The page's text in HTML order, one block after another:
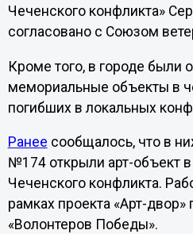
Чеченского конфликта»
согласовано с Союзом
Кроме того, в городе были
мемориальные объекты в
погибших в локальных
Ранее сообщалось, что в
№174 открыли арт-объект в
Чеченского конфликта.
рамках проекта «Арт-двор»
«Волонтеров Победы».